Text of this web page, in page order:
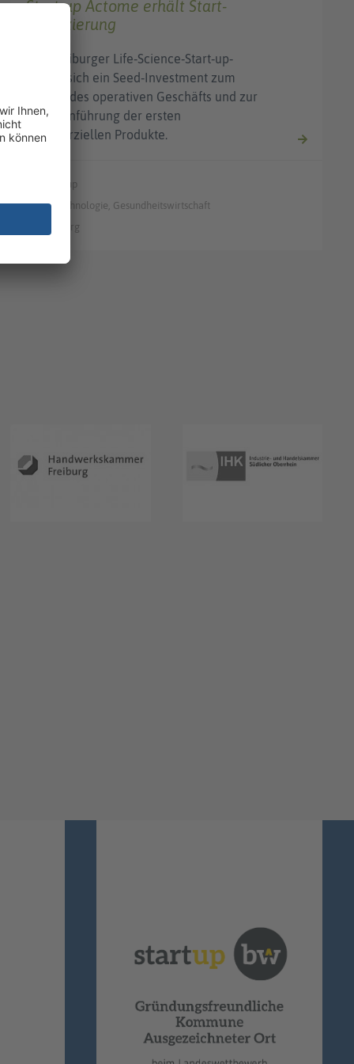
Start-up Actome erhält Start-
Finanzierung
Das Freiburger Life‐Science‐Start‐up‐
sichert sich ein Seed‐Investment zum
Aufbau des operativen Geschäfts und zur
Markteinführung der ersten
kommerziellen Produkte.
Start-up
Biotechnologie, Gesundheitswirtschaft
Freiburg